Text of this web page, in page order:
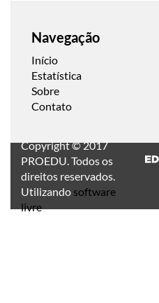
Navegação
Início
Estatística
Sobre
Contato
Copyright © 2017
PROEDU. Todos os
direitos reservados.
Utilizando software
livre.